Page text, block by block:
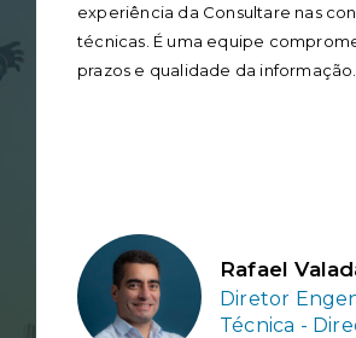
experiência da Consultare nas
técnicas. É uma equipe
prazos e qualidade da
Rafael
Diretor
Técnica -